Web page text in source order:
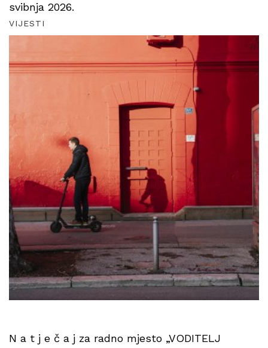
svibnja 2026.
VIJESTI
N a t j e č a j za radno mjesto „VODITELJ